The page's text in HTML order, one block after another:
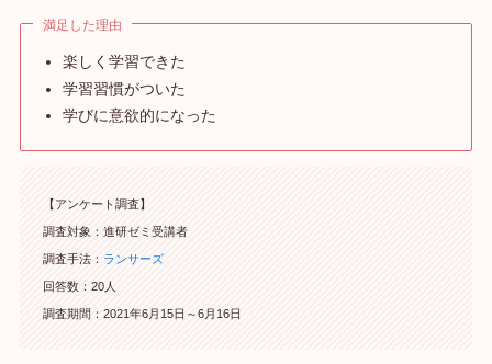
満足した理由
楽しく学習できた
学習習慣がついた
学びに意欲的になった
【アンケート調査】
調査対象：進研ゼミ受講者
調査手法： ランサーズ
回答数：20人
調査期間：2021年6月15日～6月16日